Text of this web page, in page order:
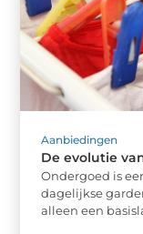
Aanbiedingen
De evolutie
Ondergoed is
dagelijkse
alleen een